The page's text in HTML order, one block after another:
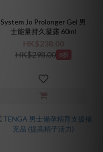
System Jo Prolonger Gel 男
士能量持久凝露 60ml
HK$238.00
HK$298.00 8折